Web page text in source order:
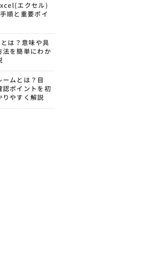
エクセル)
順と重要ポイ
とは？意味や具
法を簡単にわか
ムとは？目
認ポイントを初
りやすく解説